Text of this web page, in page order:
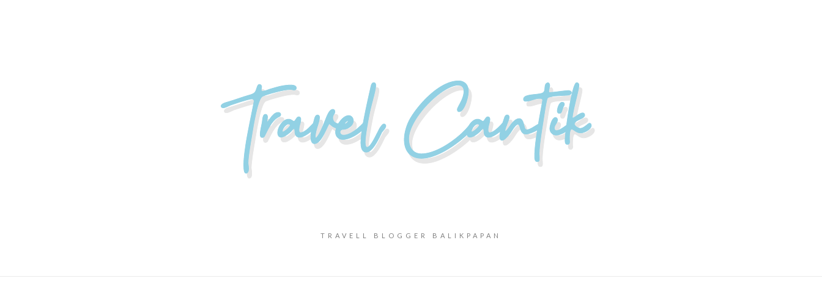
TRAVELL BLOGGER BALIKPAPAN